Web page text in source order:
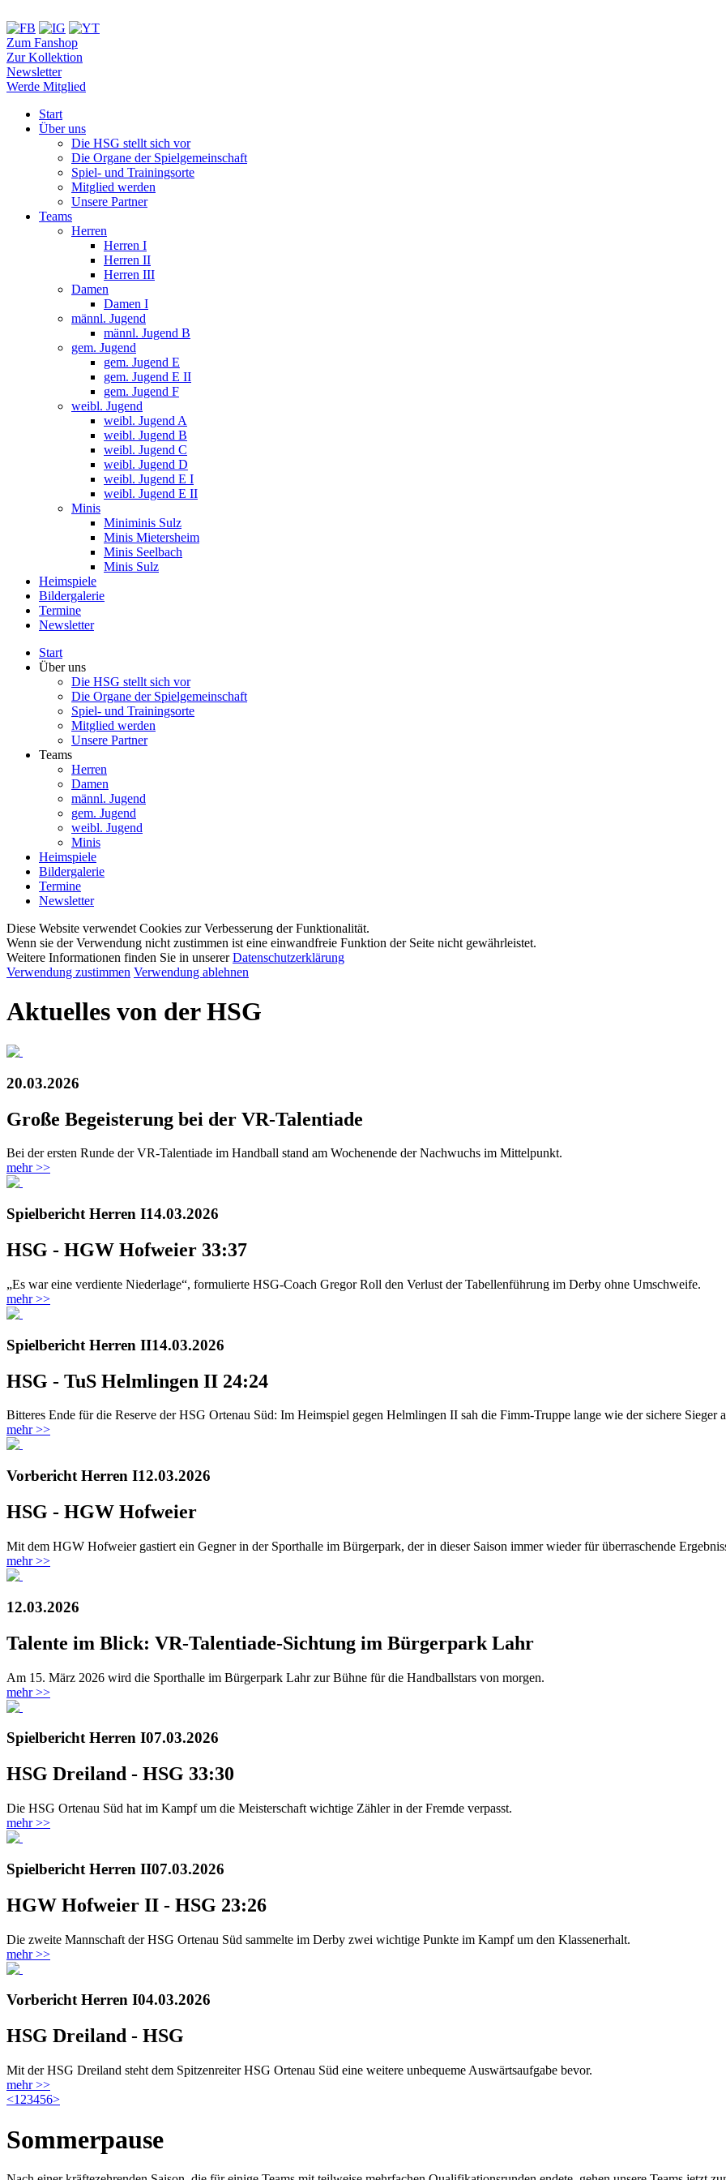
Zum Fanshop
Zur Kollektion
Newsletter
Werde Mitglied
Start
Über uns
Die HSG stellt sich vor
Die Organe der Spielgemeinschaft
Spiel- und Trainingsorte
Mitglied werden
Unsere Partner
Teams
Herren
Herren I
Herren II
Herren III
Damen
Damen I
männl. Jugend
männl. Jugend B
gem. Jugend
gem. Jugend E
gem. Jugend E II
gem. Jugend F
weibl. Jugend
weibl. Jugend A
weibl. Jugend B
weibl. Jugend C
weibl. Jugend D
weibl. Jugend E I
weibl. Jugend E II
Minis
Miniminis Sulz
Minis Mietersheim
Minis Seelbach
Minis Sulz
Heimspiele
Bildergalerie
Termine
Newsletter
Start
Über uns
Die HSG stellt sich vor
Die Organe der Spielgemeinschaft
Spiel- und Trainingsorte
Mitglied werden
Unsere Partner
Teams
Herren
Damen
männl. Jugend
gem. Jugend
weibl. Jugend
Minis
Heimspiele
Bildergalerie
Termine
Newsletter
Diese Website verwendet Cookies zur Verbesserung der Funktionalität.
Wenn sie der Verwendung nicht zustimmen ist eine einwandfreie Funktion der Seite nicht gewährleistet.
Weitere Informationen finden Sie in unsererDatenschutzerklärung
Verwendung zustimmen Verwendung ablehnen
Aktuelles von der HSG
20.03.2026
Große Begeisterung bei der VR-Talentiade
Bei der ersten Runde der VR-Talentiade im Handball stand am Wochenende der Nachwuchs im Mittelpunkt.
mehr >>
Spielbericht Herren I14.03.2026
HSG - HGW Hofweier 33:37
„Es war eine verdiente Niederlage“, formulierte HSG-Coach Gregor Roll den Verlust der Tabellenführung im Derby ohne Umschweife.
mehr >>
Spielbericht Herren II14.03.2026
HSG - TuS Helmlingen II 24:24
Bitteres Ende für die Reserve der HSG Ortenau Süd: Im Heimspiel gegen Helmlingen II sah die Fimm-Truppe lange wie der sichere Sieger
mehr >>
Vorbericht Herren I12.03.2026
HSG - HGW Hofweier
Mit dem HGW Hofweier gastiert ein Gegner in der Sporthalle im Bürgerpark, der in dieser Saison immer wieder für überraschende
mehr >>
12.03.2026
Talente im Blick: VR-Talentiade-Sichtung im Bürgerpark Lahr
Am 15. März 2026 wird die Sporthalle im Bürgerpark Lahr zur Bühne für die Handballstars von morgen.
mehr >>
Spielbericht Herren I07.03.2026
HSG Dreiland - HSG 33:30
Die HSG Ortenau Süd hat im Kampf um die Meisterschaft wichtige Zähler in der Fremde verpasst.
mehr >>
Spielbericht Herren II07.03.2026
HGW Hofweier II - HSG 23:26
Die zweite Mannschaft der HSG Ortenau Süd sammelte im Derby zwei wichtige Punkte im Kampf um den Klassenerhalt.
mehr >>
Vorbericht Herren I04.03.2026
HSG Dreiland - HSG
Mit der HSG Dreiland steht dem Spitzenreiter HSG Ortenau Süd eine weitere unbequeme Auswärtsaufgabe bevor.
mehr >>
<1 23456>
Sommerpause